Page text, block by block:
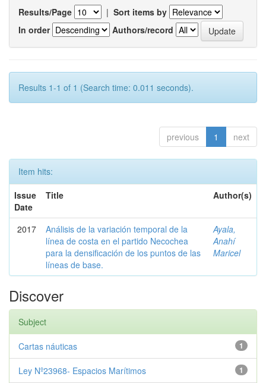
Results/Page | Sort items by
In order
Authors/record
Results 1-1 of 1 (Search time: 0.011 seconds).
previous 1 next
Item hits:
Issue
Date
Title Author(s)
2017
Análisis de la variación temporal de la
línea de costa en el partido Necochea
para la densificación de los puntos de las
líneas de base.
Ayala,
Anahí
Maricel
Discover
Subject
1
Cartas náuticas
1
Ley Nº23968- Espacios Marítimos